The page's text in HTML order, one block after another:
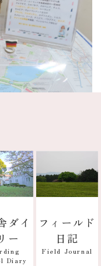
ダイ
ー
Diary
フィールド
日記
Field Journal